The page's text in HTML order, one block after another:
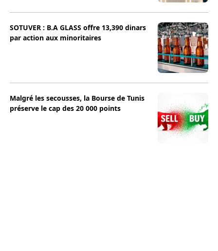
SOTUVER : B.A GLASS offre 13,390 dinars
par action aux minoritaires
Malgré les secousses, la Bourse de Tunis
préserve le cap des 20 000 points